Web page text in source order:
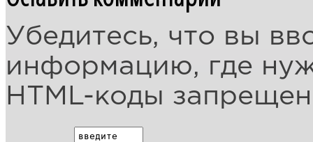
Убедитесь, что вы
информацию, где
HTML-коды